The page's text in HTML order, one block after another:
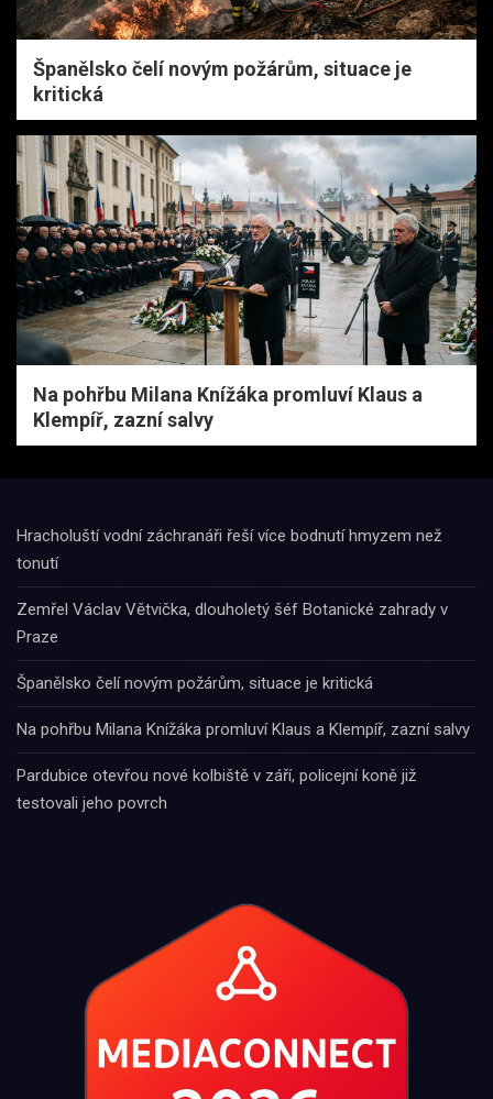
Španělsko čelí novým požárům, situace je
kritická
Na pohřbu Milana Knížáka promluví Klaus a
Klempíř, zazní salvy
Hracholuští vodní záchranáři řeší více bodnutí hmyzem než
tonutí
Zemřel Václav Větvička, dlouholetý šéf Botanické zahrady v
Praze
Španělsko čelí novým požárům, situace je kritická
Na pohřbu Milana Knížáka promluví Klaus a Klempíř, zazní salvy
Pardubice otevřou nové kolbiště v září, policejní koně již
testovali jeho povrch